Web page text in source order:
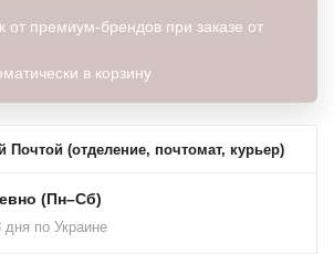
от премиум-брендов при заказе от
в корзину
Почтой (отделение, почтомат, курьер)
(Пн–Сб)
дня по Украине